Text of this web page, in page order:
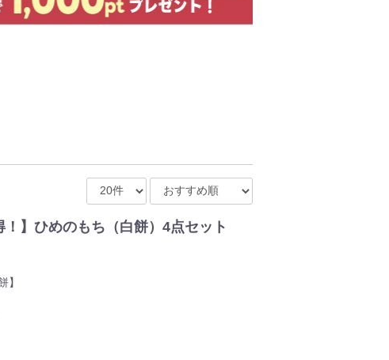
！】ひめのもち（白餅）4点セット
】